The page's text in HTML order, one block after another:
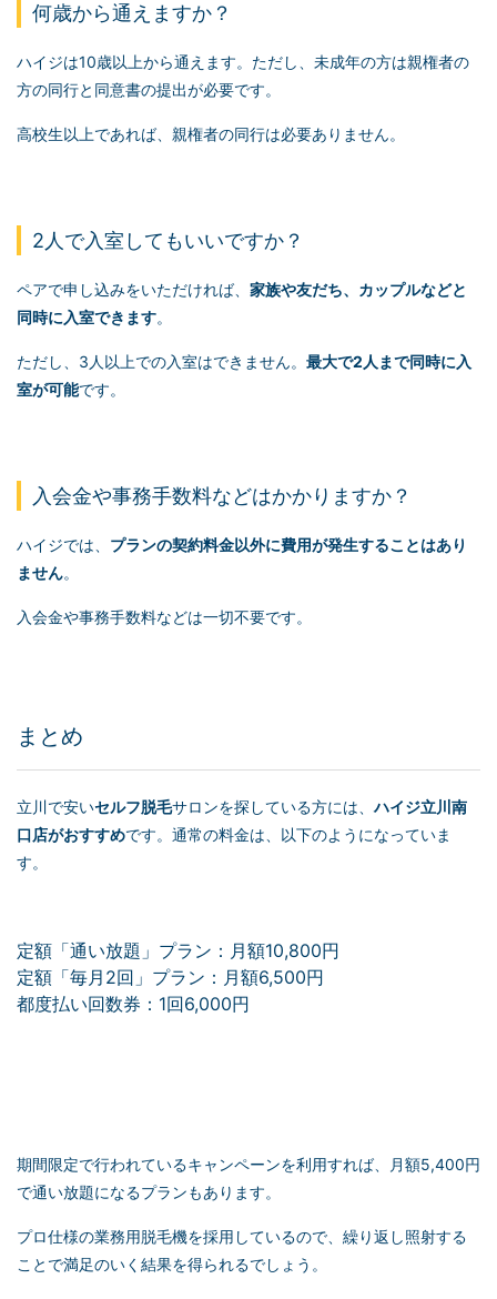
何歳から通えますか？
ハイジは10歳以上から通えます。ただし、未成年の方は親権者の
方の同行と同意書の提出が必要です。
高校生以上であれば、親権者の同行は必要ありません。
2人で入室してもいいですか？
ペアで申し込みをいただければ、 家族や友だち、カップルなどと
同時に入室できます。
ただし、3人以上での入室はできません。 最大で2人まで同時に入
室が可能です。
入会金や事務手数料などはかかりますか？
ハイジでは、 プランの契約料金以外に費用が発生することはあり
ません。
入会金や事務手数料などは一切不要です。
まとめ
立川で安いセルフ脱毛サロンを探している方には、ハイジ立川南
口店がおすすめです。通常の料金は、以下のようになっていま
す。
定額「通い放題」プラン：月額10,800円
定額「毎月2回」プラン：月額6,500円
都度払い回数券：1回6,000円
期間限定で行われているキャンペーンを利用すれば、月額5,400円
で通い放題になるプランもあります。
プロ仕様の業務用脱毛機を採用しているので、繰り返し照射する
ことで満足のいく結果を得られるでしょう。